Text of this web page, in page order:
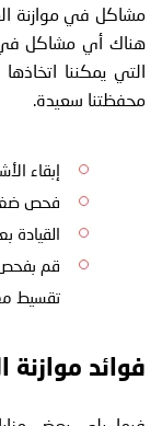
مشاكل في موازنة
هناك أي مشاكل في
التي يمكننا
محفظتنا سعيدة.
إبقاء
فحص
القيادة
تقسيط
فوائد موازنة